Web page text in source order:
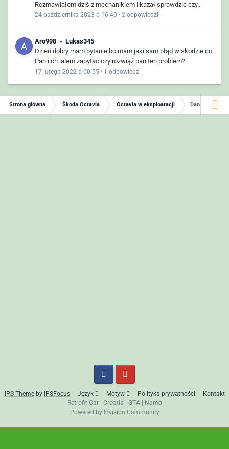
Rozmawiałem dziś z mechanikiem i kazał sprawdzić czy...
24 października 2023 o 16:40 · 2 odpowiedzi
Aro998 » Lukas345
Dzień dobry mam pytanie bo mam jaki sam błąd w skodzie co
Pan i ch ialem zapytać czy rozwiąż pan ten problem?
17 lutego 2022 o 00:55 · 1 odpowiedź
Strona główna Škoda Octavia Octavia w eksploatacji Dane
IPS Themeby IPSFocus Język Motyw Polityka prywatności
Kontakt
Retrofit Car| Croatia GTA|
Namo
Powered by Invision Community